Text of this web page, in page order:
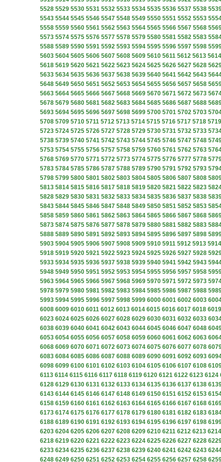
5528 5529 5530 5531 5532 5533 5534 5535 5536 5537 5538
5543 5544 5545 5546 5547 5548 5549 5550 5551 5552 5553
5558 5559 5560 5561 5562 5563 5564 5565 5566 5567 5568
5573 5574 5575 5576 5577 5578 5579 5580 5581 5582 5583
5588 5589 5590 5591 5592 5593 5594 5595 5596 5597 5598
5603 5604 5605 5606 5607 5608 5609 5610 5611 5612 5613 5614
5618 5619 5620 5621 5622 5623 5624 5625 5626 5627 5628
5633 5634 5635 5636 5637 5638 5639 5640 5641 5642 5643
5648 5649 5650 5651 5652 5653 5654 5655 5656 5657 5658
5663 5664 5665 5666 5667 5668 5669 5670 5671 5672 5673
5678 5679 5680 5681 5682 5683 5684 5685 5686 5687 5688
5693 5694 5695 5696 5697 5698 5699 5700 5701 5702 5703
5708 5709 5710 5711 5712 5713 5714 5715 5716 5717 5718 5719
5723 5724 5725 5726 5727 5728 5729 5730 5731 5732 5733
5738 5739 5740 5741 5742 5743 5744 5745 5746 5747 5748
5753 5754 5755 5756 5757 5758 5759 5760 5761 5762 5763
5768 5769 5770 5771 5772 5773 5774 5775 5776 5777 5778
5783 5784 5785 5786 5787 5788 5789 5790 5791 5792 5793
5798 5799 5800 5801 5802 5803 5804 5805 5806 5807 5808
5813 5814 5815 5816 5817 5818 5819 5820 5821 5822 5823
5828 5829 5830 5831 5832 5833 5834 5835 5836 5837 5838
5843 5844 5845 5846 5847 5848 5849 5850 5851 5852 5853
5858 5859 5860 5861 5862 5863 5864 5865 5866 5867 5868
5873 5874 5875 5876 5877 5878 5879 5880 5881 5882 5883
5888 5889 5890 5891 5892 5893 5894 5895 5896 5897 5898
5903 5904 5905 5906 5907 5908 5909 5910 5911 5912 5913 5914
5918 5919 5920 5921 5922 5923 5924 5925 5926 5927 5928
5933 5934 5935 5936 5937 5938 5939 5940 5941 5942 5943
5948 5949 5950 5951 5952 5953 5954 5955 5956 5957 5958
5963 5964 5965 5966 5967 5968 5969 5970 5971 5972 5973
5978 5979 5980 5981 5982 5983 5984 5985 5986 5987 5988
5993 5994 5995 5996 5997 5998 5999 6000 6001 6002 6003
6008 6009 6010 6011 6012 6013 6014 6015 6016 6017 6018 6019
6023 6024 6025 6026 6027 6028 6029 6030 6031 6032 6033
6038 6039 6040 6041 6042 6043 6044 6045 6046 6047 6048
6053 6054 6055 6056 6057 6058 6059 6060 6061 6062 6063
6068 6069 6070 6071 6072 6073 6074 6075 6076 6077 6078
6083 6084 6085 6086 6087 6088 6089 6090 6091 6092 6093
6098 6099 6100 6101 6102 6103 6104 6105 6106 6107 6108
6113 6114 6115 6116 6117 6118 6119 6120 6121 6122 6123 6124
6128 6129 6130 6131 6132 6133 6134 6135 6136 6137 6138
6143 6144 6145 6146 6147 6148 6149 6150 6151 6152 6153
6158 6159 6160 6161 6162 6163 6164 6165 6166 6167 6168
6173 6174 6175 6176 6177 6178 6179 6180 6181 6182 6183
6188 6189 6190 6191 6192 6193 6194 6195 6196 6197 6198
6203 6204 6205 6206 6207 6208 6209 6210 6211 6212 6213 6214
6218 6219 6220 6221 6222 6223 6224 6225 6226 6227 6228
6233 6234 6235 6236 6237 6238 6239 6240 6241 6242 6243
6248 6249 6250 6251 6252 6253 6254 6255 6256 6257 6258